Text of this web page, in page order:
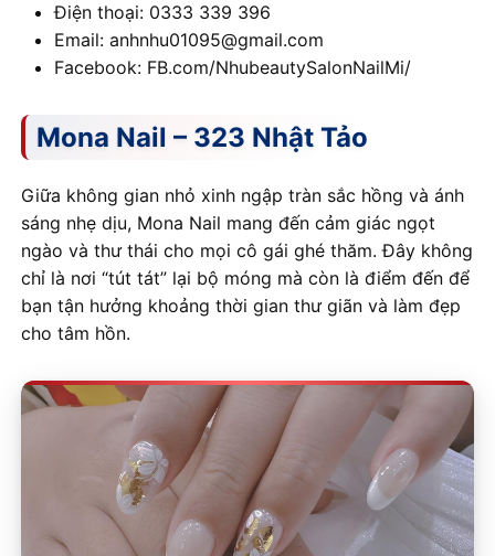
Điện thoại: 0333 339 396
Email: anhnhu01095@gmail.com
Facebook: FB.com/NhubeautySalonNailMi/
Mona Nail – 323 Nhật Tảo
Giữa không gian nhỏ xinh ngập tràn sắc hồng và ánh
sáng nhẹ dịu, Mona Nail mang đến cảm giác ngọt
ngào và thư thái cho mọi cô gái ghé thăm. Đây không
chỉ là nơi “tút tát” lại bộ móng mà còn là điểm đến để
bạn tận hưởng khoảng thời gian thư giãn và làm đẹp
cho tâm hồn.